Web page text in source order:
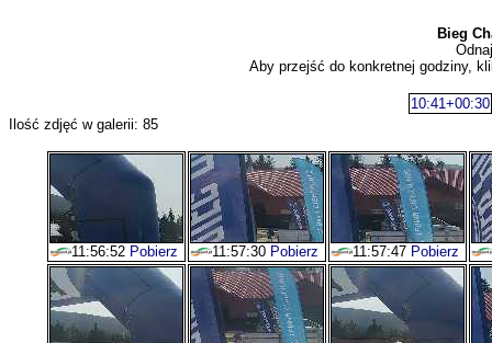
Bieg
Aby przejść do konkretnej godziny,
10:41+00:30
Ilość zdjęć w galerii: 85
11:56:52 Pobierz 11:57:30 Pobierz 11:57:47 Pobierz